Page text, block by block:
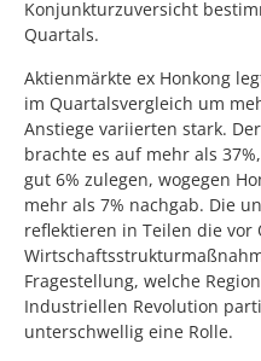
Konjunkturzuversicht
Quartals.
Aktienmärkte ex Honkong
im Quartalsvergleich um
Anstiege variierten stark.
brachte es auf mehr als
gut 6% zulegen, wogegen
mehr als 7% nachgab. Die
reflektieren in Teilen die vor
Fragestellung, welche
Industriellen Revolution
unterschwellig eine Rolle.